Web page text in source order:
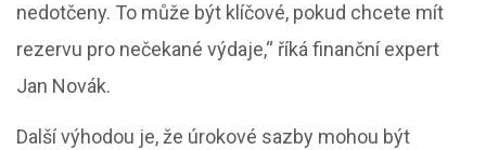
nedotčeny. To může být klíčové, pokud chcete mít
rezervu pro nečekané výdaje,“ říká finanční expert
Jan Novák.
Další výhodou je, že úrokové sazby mohou být